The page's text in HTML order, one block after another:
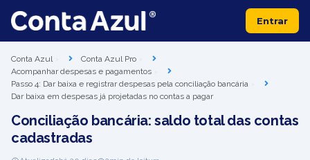
Entrar
Conta Azul
Conta Azul Pro
Acompanhar despesas e pagamentos
Passo 4: Dar baixa e registrar despesas pela conciliação bancária
Dar baixa em despesas já projetadas no contas a pagar
Conciliação bancária: saldo total das contas
cadastradas